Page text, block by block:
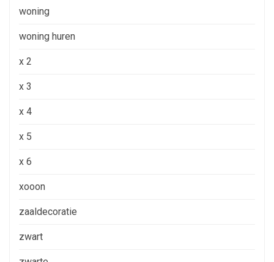
woning
woning huren
x 2
x 3
x 4
x 5
x 6
xooon
zaaldecoratie
zwart